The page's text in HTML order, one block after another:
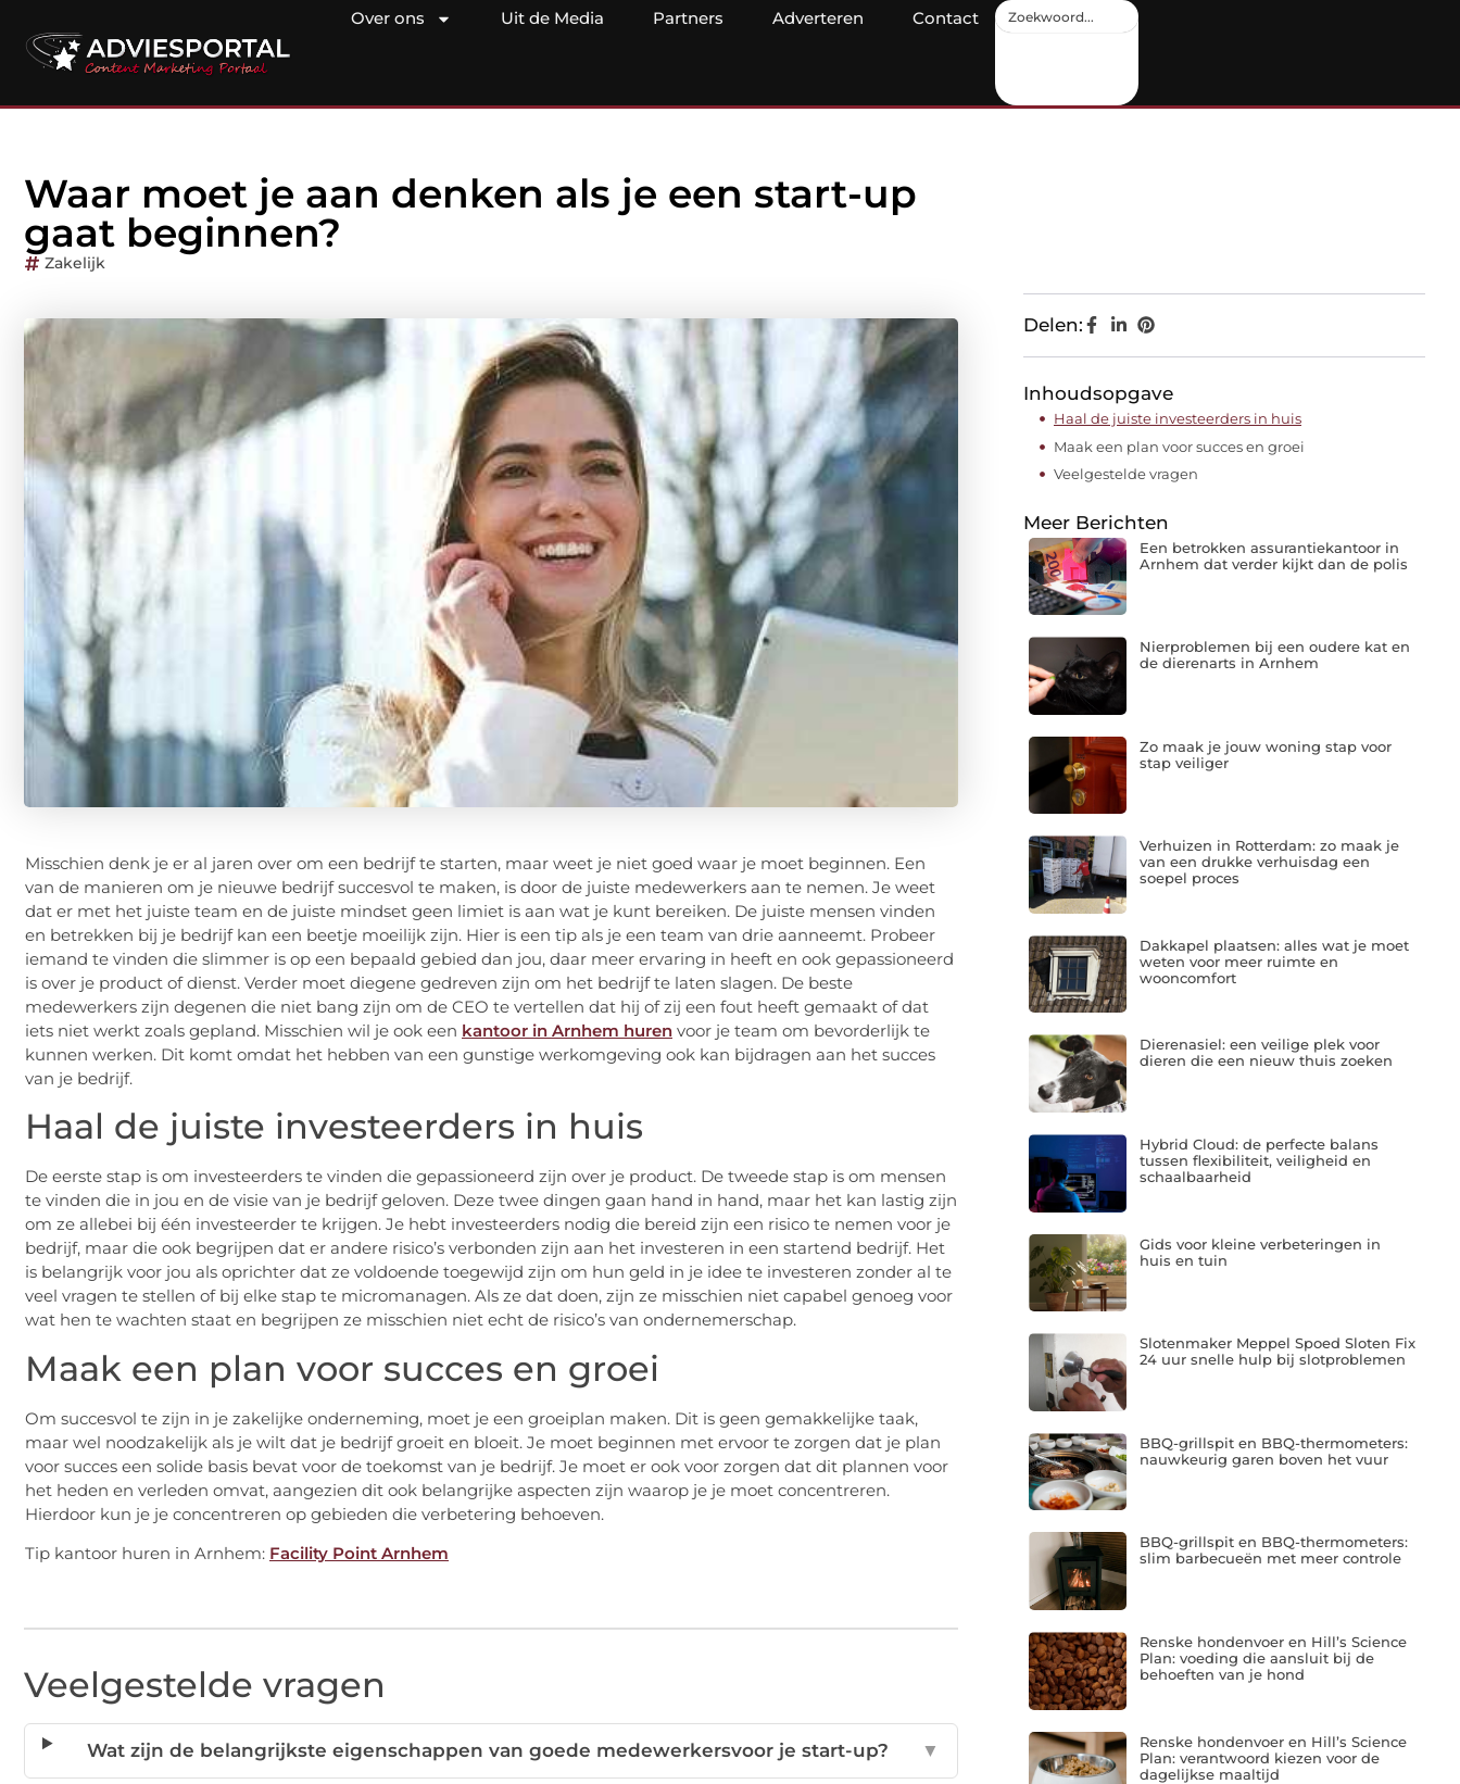
Over ons Uit de Media Partners Adverteren Contact
Waar moet je aan denken als je een start-up
gaat beginnen?
Zakelijk
Misschien denk je er al jaren over om een ​​bedrijf te starten, maar weet je niet goed waar je moet beginnen. Een
van de manieren om je nieuwe bedrijf succesvol te maken, is door de juiste medewerkers aan te nemen. Je weet
dat er met het juiste team en de juiste mindset geen limiet is aan wat je kunt bereiken. De juiste mensen vinden
en betrekken bij je bedrijf kan een beetje moeilijk zijn. Hier is een tip als je een team van drie aanneemt. Probeer
iemand te vinden die slimmer is op een bepaald gebied dan jou, daar meer ervaring in heeft en ook gepassioneerd
is over je product of dienst. Verder moet diegene gedreven zijn om het bedrijf te laten slagen. De beste
medewerkers zijn degenen die niet bang zijn om de CEO te vertellen dat hij of zij een fout heeft gemaakt of dat
iets niet werkt zoals gepland. Misschien wil je ook een kantoor in Arnhem huren voor je team om bevorderlijk te
kunnen werken. Dit komt omdat het hebben van een gunstige werkomgeving ook kan bijdragen aan het succes
van je bedrijf.
Haal de juiste investeerders in huis
De eerste stap is om investeerders te vinden die gepassioneerd zijn over je product. De tweede stap is om mensen
te vinden die in jou en de visie van je bedrijf geloven. Deze twee dingen gaan hand in hand, maar het kan lastig zijn
om ze allebei bij één investeerder te krijgen. Je hebt investeerders nodig die bereid zijn een risico te nemen voor je
bedrijf, maar die ook begrijpen dat er andere risico’s verbonden zijn aan het investeren in een startend bedrijf. Het
is belangrijk voor jou als oprichter dat ze voldoende toegewijd zijn om hun geld in je idee te investeren zonder al te
veel vragen te stellen of bij elke stap te micromanagen. Als ze dat doen, zijn ze misschien niet capabel genoeg voor
wat hen te wachten staat en begrijpen ze misschien niet echt de risico’s van ondernemerschap.
Maak een plan voor succes en groei
Om succesvol te zijn in je zakelijke onderneming, moet je een groeiplan maken. Dit is geen gemakkelijke taak,
maar wel noodzakelijk als je wilt dat je bedrijf groeit en bloeit. Je moet beginnen met ervoor te zorgen dat je plan
voor succes een solide basis bevat voor de toekomst van je bedrijf. Je moet er ook voor zorgen dat dit plannen voor
het heden en verleden omvat, aangezien dit ook belangrijke aspecten zijn waarop je je moet concentreren.
Hierdoor kun je je concentreren op gebieden die verbetering behoeven.
Tip kantoor huren in Arnhem: Facility Point Arnhem
Veelgestelde vragen
Wat zijn de belangrijkste eigenschappen van goede medewerkersvoor je start-up? ▼
Delen:
Inhoudsopgave
Haal de juiste investeerders in huis
Maak een plan voor succes en groei
Veelgestelde vragen
Meer Berichten
Een betrokken assurantiekantoor in
Arnhem dat verder kijkt dan de polis
Nierproblemen bij een oudere kat en
de dierenarts in Arnhem
Zo maak je jouw woning stap voor
stap veiliger
Verhuizen in Rotterdam: zo maak je
van een drukke verhuisdag een
soepel proces
Dakkapel plaatsen: alles wat je moet
weten voor meer ruimte en
wooncomfort
Dierenasiel: een veilige plek voor
dieren die een nieuw thuis zoeken
Hybrid Cloud: de perfecte balans
tussen flexibiliteit, veiligheid en
schaalbaarheid
Gids voor kleine verbeteringen in
huis en tuin
Slotenmaker Meppel Spoed Sloten Fix
24 uur snelle hulp bij slotproblemen
BBQ-grillspit en BBQ-thermometers:
nauwkeurig garen boven het vuur
BBQ-grillspit en BBQ-thermometers:
slim barbecueën met meer controle
Renske hondenvoer en Hill’s Science
Plan: voeding die aansluit bij de
behoeften van je hond
Renske hondenvoer en Hill’s Science
Plan: verantwoord kiezen voor de
dagelijkse maaltijd